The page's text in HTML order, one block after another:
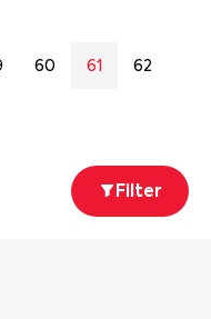
60 61 62
Filter